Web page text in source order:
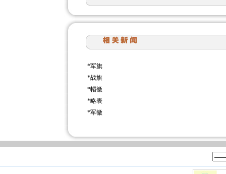
*军旗
*战旗
*帽徽
*略表
*军徽